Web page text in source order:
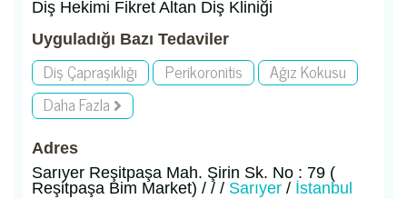
Diş Hekimi Fikret Altan Diş Kliniği
Uyguladığı Bazı Tedaviler
Diş Çapraşıklığı Perikoronitis
Ağız Kokusu
Daha Fazla
Adres
Sarıyer Reşitpaşa Mah. Şirin Sk. No : 79 (
Reşitpaşa Bim Market) / / / Sarıyer / İstanbul